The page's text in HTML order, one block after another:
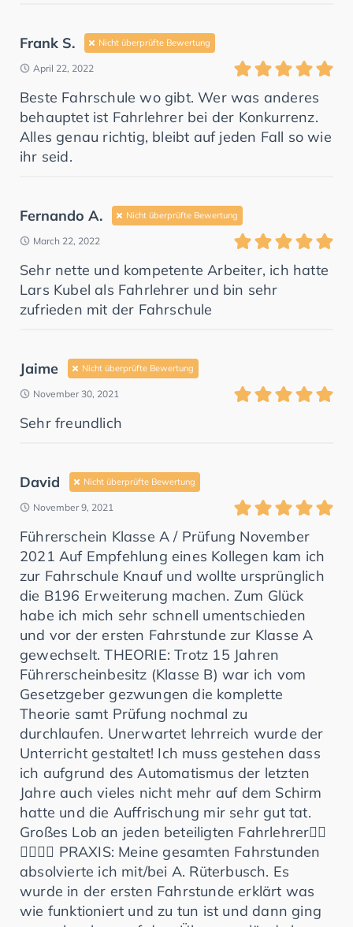
Frank S. Nicht überprüfte Bewertung
April 22, 2022
Beste Fahrschule wo gibt. Wer was anderes
behauptet ist Fahrlehrer bei der Konkurrenz.
Alles genau richtig, bleibt auf jeden Fall so wie
ihr seid.
Fernando A. Nicht überprüfte Bewertung
March 22, 2022
Sehr nette und kompetente Arbeiter, ich hatte
Lars Kubel als Fahrlehrer und bin sehr
zufrieden mit der Fahrschule
Jaime Nicht überprüfte Bewertung
November 30, 2021
Sehr freundlich
David Nicht überprüfte Bewertung
November 9, 2021
Führerschein Klasse A / Prüfung November
2021 Auf Empfehlung eines Kollegen kam ich
zur Fahrschule Knauf und wollte ursprünglich
die B196 Erweiterung machen. Zum Glück
habe ich mich sehr schnell umentschieden
und vor der ersten Fahrstunde zur Klasse A
gewechselt. THEORIE: Trotz 15 Jahren
Führerscheinbesitz (Klasse B) war ich vom
Gesetzgeber gezwungen die komplette
Theorie samt Prüfung nochmal zu
durchlaufen. Unerwartet lehrreich wurde der
Unterricht gestaltet! Ich muss gestehen dass
ich aufgrund des Automatismus der letzten
Jahre auch vieles nicht mehr auf dem Schirm
hatte und die Auffrischung mir sehr gut tat.
Großes Lob an jeden beteiligten Fahrlehrer👍🏻
👍🏻👍🏻 PRAXIS: Meine gesamten Fahrstunden
absolvierte ich mit/bei A. Rüterbusch. Es
wurde in der ersten Fahrstunde erklärt was
wie funktioniert und zu tun ist und dann ging